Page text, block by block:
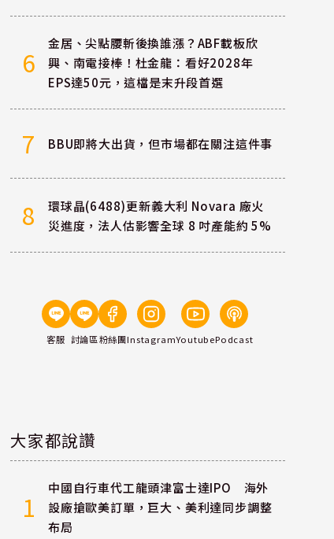
6
金居、尖點腰斬後換誰漲？ABF載板欣
興、南電接棒！杜金龍：看好2028年
EPS達50元，這檔是末升段首選
7 BBU即將大出貨，但市場都在關注這件事
8
環球晶(6488)更新義大利 Novara 廠火
災進度，法人估影響全球 8 吋產能約 5%
客服 討論區粉絲團InstagramYoutubePodcast
大家都說讚
1
中國自行車代工龍頭津富士達IPO 海外
設廠搶歐美訂單，巨大、美利達同步調整
布局